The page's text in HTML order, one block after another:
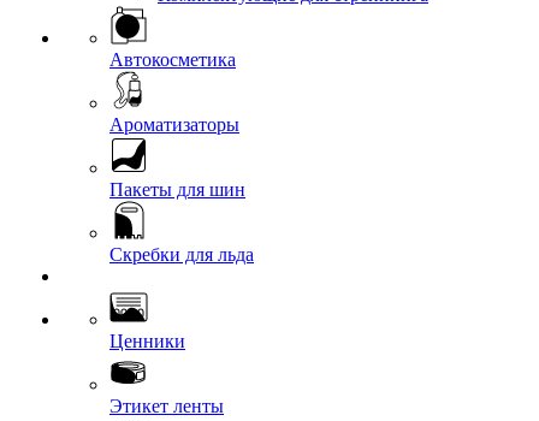
Автокосметика
Ароматизаторы
Пакеты для шин
Скребки для льда
Ценники
Этикет ленты